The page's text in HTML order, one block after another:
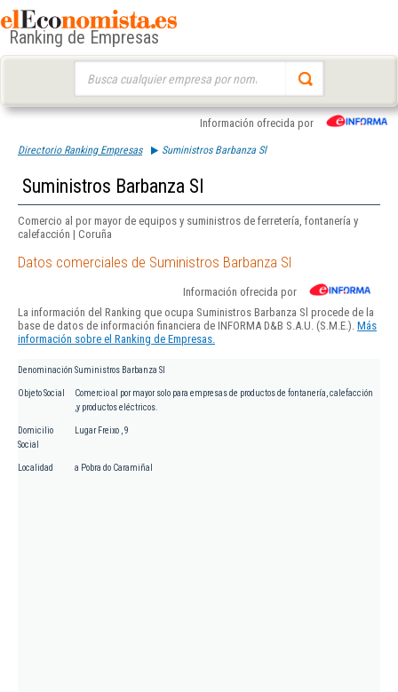
Ranking de Empresas
Información ofrecida por
Directorio Ranking Empresas Suministros Barbanza Sl
Suministros Barbanza Sl
Comercio al por mayor de equipos y suministros de ferretería, fontanería y
calefacción | Coruña
Datos comerciales de Suministros Barbanza Sl
Información ofrecida por
La información del Ranking que ocupa Suministros Barbanza Sl procede de la
base de datos de información financiera de INFORMA D&B S.A.U. (S.M.E.). Más
información sobre el Ranking de Empresas.
Denominación Suministros Barbanza Sl
Objeto Social
Comercio al por mayor solo para empresas de productos de fontanería, calefacción
,y productos eléctricos.
Domicilio
Social
Lugar Freixo , 9
Localidad a Pobra do Caramiñal